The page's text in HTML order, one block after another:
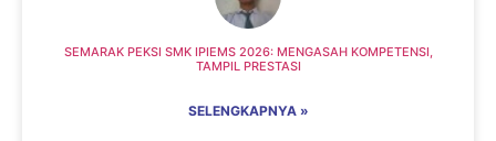
SEMARAK PEKSI SMK IPIEMS 2026: MENGASAH KOMPETENSI,
TAMPIL PRESTASI
SELENGKAPNYA »